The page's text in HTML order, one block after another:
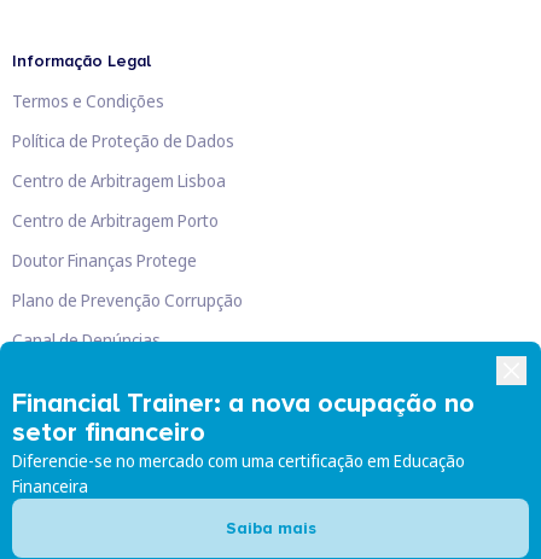
Financial Trainer: a nova ocupação no
setor financeiro
Diferencie-se no mercado com uma certificação em Educação
Financeira
Saiba mais
Informação Legal
Termos e Condições
Política de Proteção de Dados
Centro de Arbitragem Lisboa
Centro de Arbitragem Porto
Doutor Finanças Protege
Plano de Prevenção Corrupção
Canal de Denúncias
Doutor Finanças, Lda